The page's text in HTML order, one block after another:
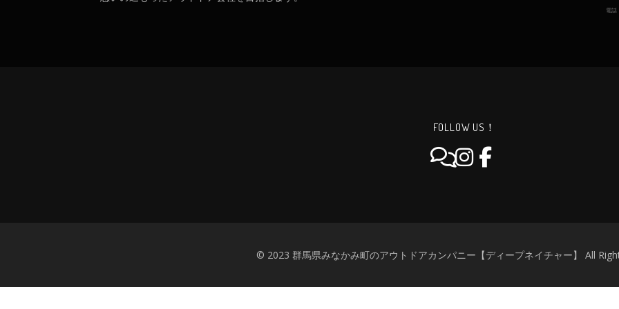
電話
FOLLOW US！
© 2023 群馬県みなかみ町のアウトドアカンパニー【ディープネイチャー】 All